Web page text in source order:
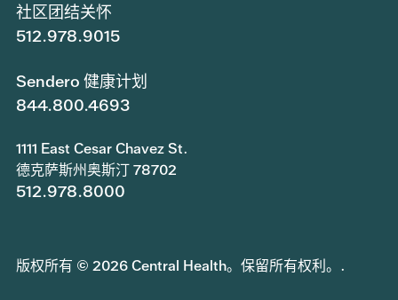
社区团结关怀
512.978.9015
Sendero 健康计划
844.800.4693
1111 East Cesar Chavez St.
德克萨斯州奥斯汀 78702
512.978.8000
版权所有 © 2026 Central Health。保留所有权利。.